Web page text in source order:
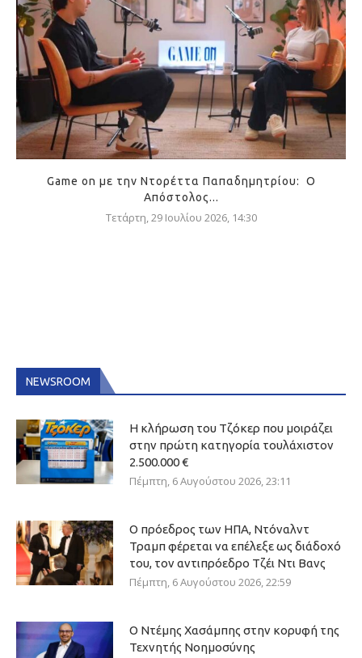
Game on με την Ντορέττα Παπαδημητρίου: Ο
Απόστολος...
Τετάρτη, 29 Ιουλίου 2026, 14:30
NEWSROOM
Η κλήρωση του Τζόκερ που μοιράζει
στην πρώτη κατηγορία τουλάχιστον
2.500.000 €
Πέμπτη, 6 Αυγούστου 2026, 23:11
Ο πρόεδρος των ΗΠΑ, Ντόναλντ
Τραμπ φέρεται να επέλεξε ως διάδοχό
του, τον αντιπρόεδρο Τζέι Ντι Βανς
Πέμπτη, 6 Αυγούστου 2026, 22:59
Ο Ντέμης Χασάμπης στην κορυφή της
Τεχνητής Νοημοσύνης